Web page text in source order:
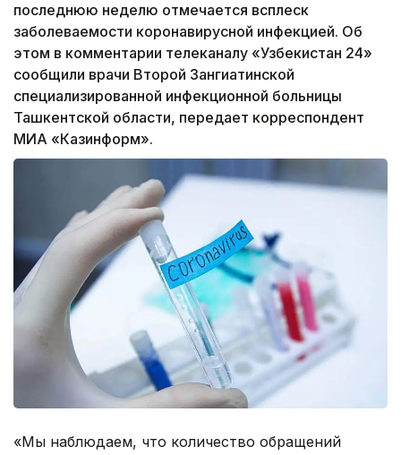
последнюю неделю отмечается всплеск
заболеваемости коронавирусной инфекцией. Об
этом в комментарии телеканалу «Узбекистан 24»
сообщили врачи Второй Зангиатинской
специализированной инфекционной больницы
Ташкентской области, передает корреспондент
МИА «Казинформ».
«Мы наблюдаем, что количество обращений